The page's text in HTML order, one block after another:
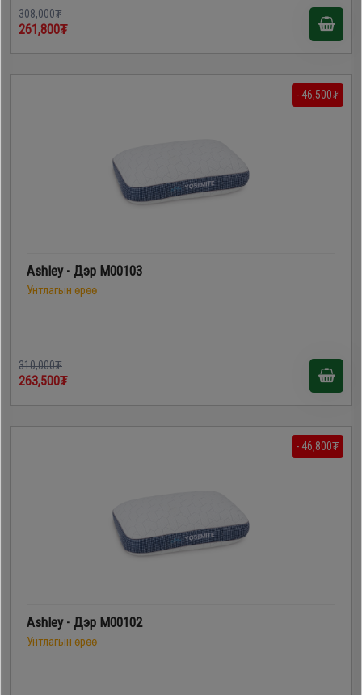
308,000₮
261,800₮
- 46,500₮
Ashley - Дэр M00103
Унтлагын өрөө
310,000₮
263,500₮
- 46,800₮
Ashley - Дэр M00102
Унтлагын өрөө